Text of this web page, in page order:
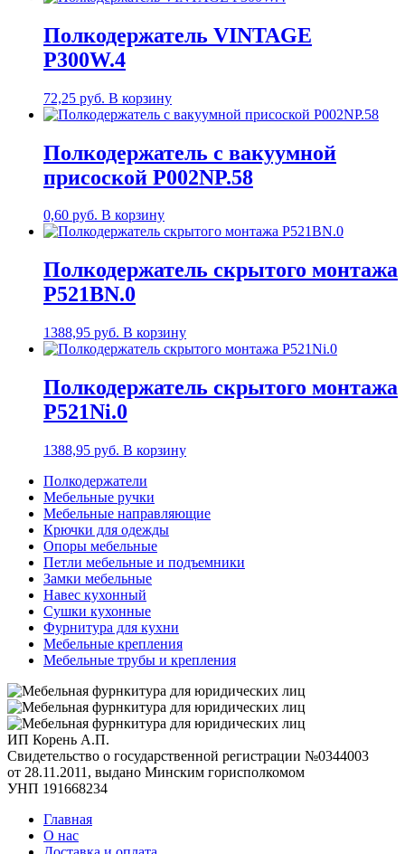
Полкодержатель VINTAGE
P300W.4
72,25 руб. В корзину
Полкодержатель с вакуумной
присоской P002NP.58
0,60 руб. В корзину
Полкодержатель скрытого монтажа
P521BN.0
1388,95 руб. В корзину
Полкодержатель скрытого монтажа
P521Ni.0
1388,95 руб. В корзину
Полкодержатели
Мебельные ручки
Мебельные направляющие
Крючки для одежды
Опоры мебельные
Петли мебельные и подъемники
Замки мебельные
Навес кухонный
Сушки кухонные
Фурнитура для кухни
Мебельные крепления
Мебельные трубы и крепления
ИП Корень А.П.
Свидетельство о государственной регистрации №0344003
от 28.11.2011, выдано Минским горисполкомом
УНП 191668234
Главная
О нас